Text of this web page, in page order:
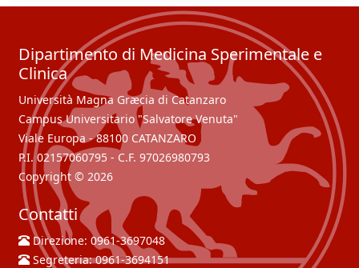
Dipartimento di Medicina Sperimentale e
Clinica
Università Magna Græcia di Catanzaro
Campus Universitario "Salvatore Venuta"
Viale Europa - 88100 CATANZARO
P.I. 02157060795 - C.F. 97026980793
Copyright © 2026
Contatti
Direzione:0961-3697048
Segreteria:0961-3694151